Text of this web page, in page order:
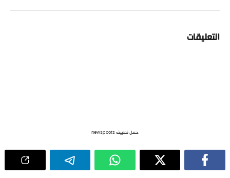
التعليقات
حمل تطبيق newspoots